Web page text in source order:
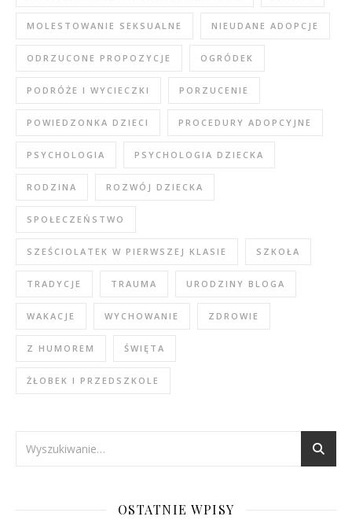
MOLESTOWANIE SEKSUALNE NIEUDANE ADOPCJE
ODRZUCONE PROPOZYCJE OGRÓDEK
PODRÓŻE I WYCIECZKI PORZUCENIE
POWIEDZONKA DZIECI PROCEDURY ADOPCYJNE
PSYCHOLOGIA PSYCHOLOGIA DZIECKA
RODZINA ROZWÓJ DZIECKA
SPOŁECZEŃSTWO
SZEŚCIOLATEK W PIERWSZEJ KLASIE SZKOŁA
TRADYCJE TRAUMA URODZINY BLOGA
WAKACJE WYCHOWANIE ZDROWIE
Z HUMOREM ŚWIĘTA
ŻŁOBEK I PRZEDSZKOLE
OSTATNIE WPISY